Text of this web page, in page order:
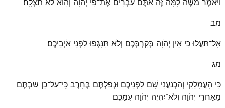
וַיֹּאמֶר מֹשֶׁה לָמָּה זֶּה אַתֶּם עֹבְרִים אֶת־פִּי יְהֹוָה וְהִוא לֹא תִצְלָֽח׃
מב
אַֽל־תַּעֲלוּ כִּי אֵין יְהֹוָה בְּקִרְבְּכֶם וְלֹא תִּנָּגְפוּ לִפְנֵי אֹיְבֵיכֶֽם׃
מג
כִּי הָעֲמָלֵקִי וְהַכְּנַעֲנִי שָׁם לִפְנֵיכֶם וּנְפַלְתֶּם בֶּחָרֶב כִּֽי־עַל־כֵּן שַׁבְתֶּם
מֵאַחֲרֵי יְהֹוָה וְלֹא־יִהְיֶה יְהֹוָה עִמָּכֶֽם׃